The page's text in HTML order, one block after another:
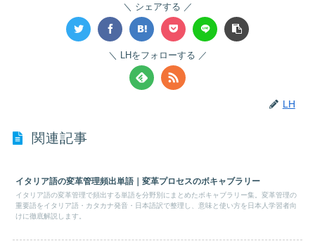
シェアする
LHをフォローする
LH
関連記事
イタリア語の変革管理頻出単語｜変革プロセスのボキャブラリー
イタリア語の変革管理で頻出する単語を分野別にまとめたボキャブラリー集。変革管理の
重要語をイタリア語・カタカナ発音・日本語訳で整理し、意味と使い方を日本人学習者向
けに徹底解説します。